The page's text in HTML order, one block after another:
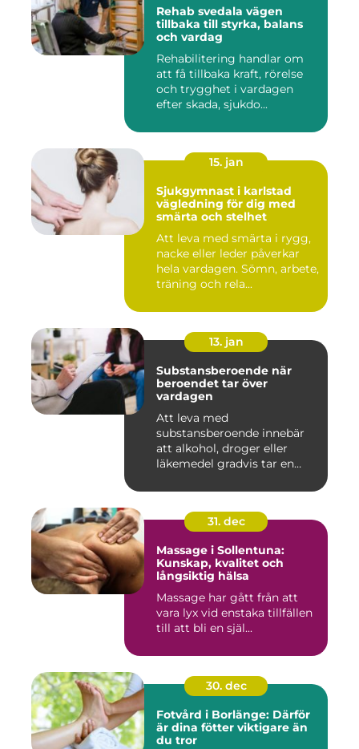
Rehab svedala vägen
tillbaka till styrka, balans
och vardag
Rehabilitering handlar om
att få tillbaka kraft, rörelse
och trygghet i vardagen
efter skada, sjukdo...
15. jan
Sjukgymnast i karlstad
vägledning för dig med
smärta och stelhet
Att leva med smärta i rygg,
nacke eller leder påverkar
hela vardagen. Sömn, arbete,
träning och rela...
13. jan
Substansberoende när
beroendet tar över
vardagen
Att leva med
substansberoende innebär
att alkohol, droger eller
läkemedel gradvis tar en
31. dec
Massage i Sollentuna:
Kunskap, kvalitet och
långsiktig hälsa
Massage har gått från att
vara lyx vid enstaka tillfällen
till att bli en själ...
30. dec
Fotvård i Borlänge: Därför
är dina fötter viktigare än
du tror